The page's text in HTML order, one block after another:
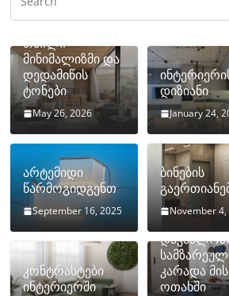
თბილი
მინიმალიზმი და
დედამიწის
ტონები
May 26, 2026
დიზიანი
January 24,
არტემიდი
წარმოგიდგენთ
September 16, 2025
ბინების
November 4,
კონტრასტები
ინტერიერში
როგორ
დავმალოთ
კარადა
ოთახში